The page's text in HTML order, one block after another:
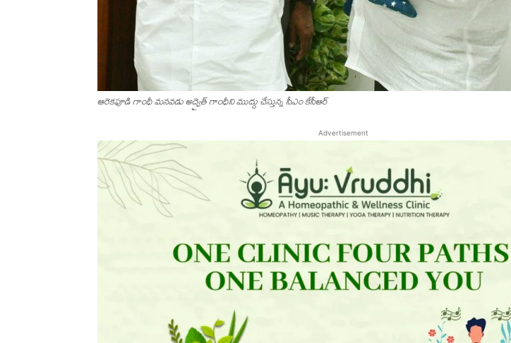
ఆరెకపూడి గాంధీ మ‌న‌వ‌డు అద్వైత్ గాంధీని ముద్దు చేస్తున్న సీఎం కేసీఆర్
Advertisement